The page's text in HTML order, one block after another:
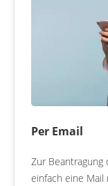
Per Email
Zur Beantragung
einfach eine Mail